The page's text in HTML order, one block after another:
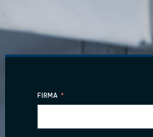
FIRMA